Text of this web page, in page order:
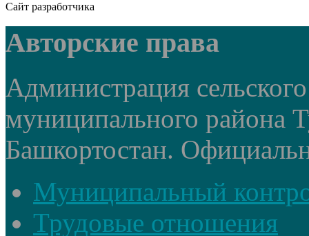
Сайт разработчика
Авторские права
Администрация
муниципального района
Башкортостан.
Муниципальный
Трудовые отношения